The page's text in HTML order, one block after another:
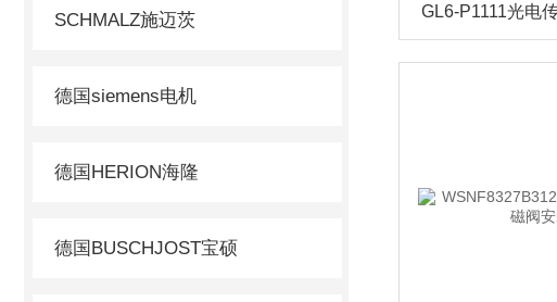
SCHMALZ施迈茨
德国siemens电机
德国HERION海隆
德国BUSCHJOST宝硕